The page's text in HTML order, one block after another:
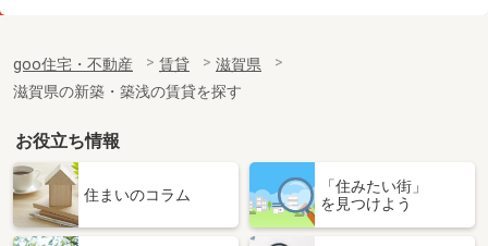
専有面積
26.09m²
間取り
1K
滋賀県甲賀市甲南町寺庄
価 格
5.90万円
滋賀県甲賀市甲南町寺庄
専有面積 57.02m²
goo住宅・不動産 賃貸
滋賀県
滋賀県の新築・築浅の賃貸を探す
お役立ち情報
住まいのコラム
「住みたい街」
を見つけよう